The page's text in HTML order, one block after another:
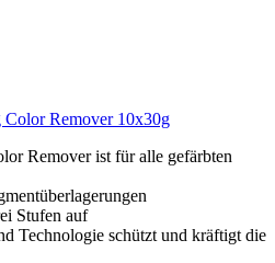
Remover 10x30g
Remover ist für alle gefärbten
Stufen auf
Technologie schützt und kräftigt die